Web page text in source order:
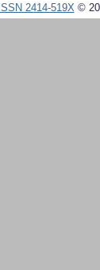
ISSN 2414-519X©